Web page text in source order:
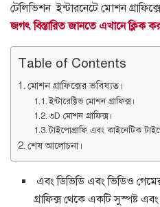
টেলিভিশন ইন্টারনেটে মোশন
জগৎ বিস্তারিত জানতে এখানে ক্লিক
Table of Contents
মোশন গ্রাফিক্সের ভবিষ্যত।
ইন্টারেক্টিভ মোশন গ্রাফিক্স।
৩D মোশন গ্রাফিক্স।
টাইপোগ্রাফি এবং কাইনেটিক
শেষ আলোচনা।
এবং ডিভিডি এবং ভিডিও
গ্রাফিক্স থেকে একটি সুস্পষ্ট